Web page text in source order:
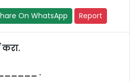
On WhatsApp Report
.